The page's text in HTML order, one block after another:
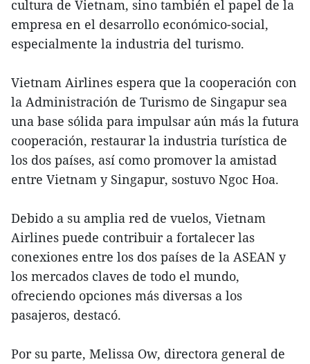
cultura de Vietnam, sino también el papel de la
empresa en el desarrollo económico-social,
especialmente la industria del turismo.
Vietnam Airlines espera que la cooperación con
la Administración de Turismo de Singapur sea
una base sólida para impulsar aún más la futura
cooperación, restaurar la industria turística de
los dos países, así como promover la amistad
entre Vietnam y Singapur, sostuvo Ngoc Hoa.
Debido a su amplia red de vuelos, Vietnam
Airlines puede contribuir a fortalecer las
conexiones entre los dos países de la ASEAN y
los mercados claves de todo el mundo,
ofreciendo opciones más diversas a los
pasajeros, destacó.
Por su parte, Melissa Ow, directora general de